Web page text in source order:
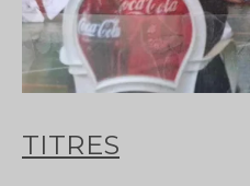
TITRES